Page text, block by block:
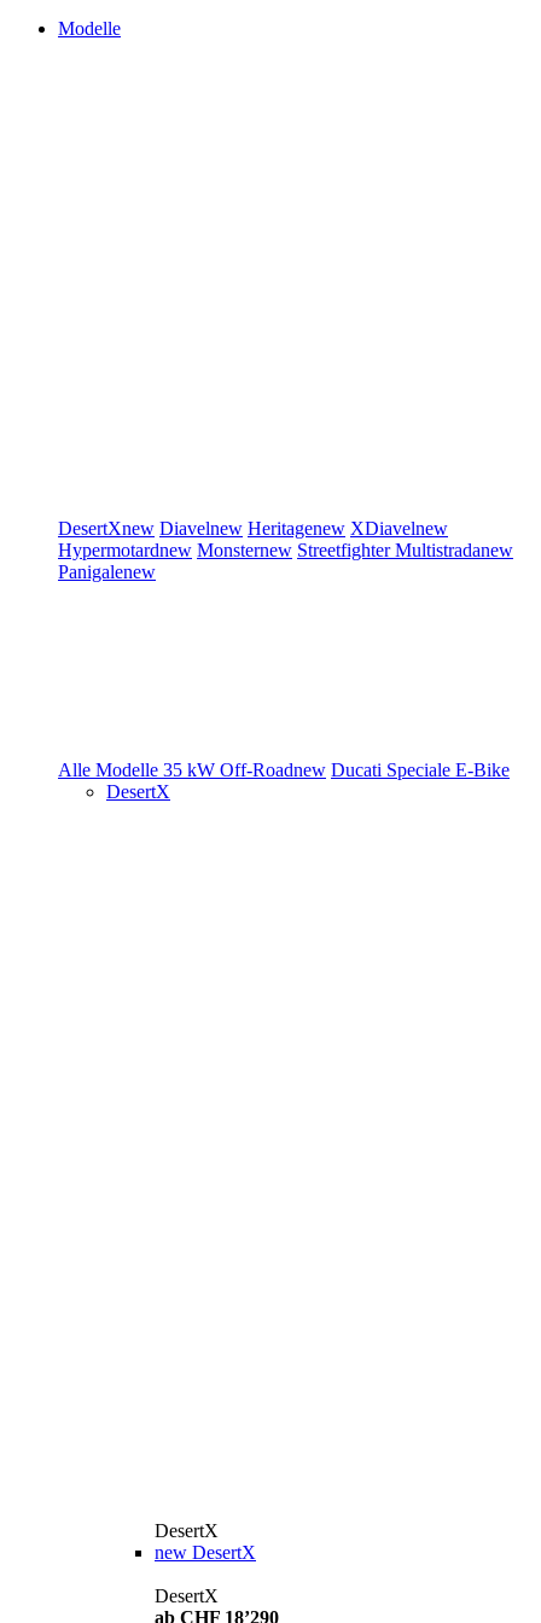
Modelle
DesertXnew Diavelnew Heritagenew XDiavelnew
Hypermotardnew Monsternew StreetfighterMultistradanew
Panigalenew
Alle Modelle 35 kW Off-Roadnew Ducati Speciale E-Bike
DesertX
DesertX
new DesertX
DesertX
ab CHF 18’290